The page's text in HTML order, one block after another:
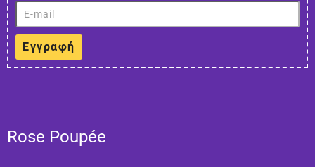
Εγγραφή
Rose Poupée